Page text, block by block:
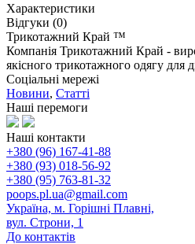
Характеристики
Відгуки (0)
Трикотажний Край ™
Компанія Трикотажний Край -
якісного трикотажного одягу для
Соціальні мережі
Новини, Статті
Наші перемоги
Наші контакти
+380 (96) 167-41-88
+380 (93) 018-56-92
+380 (95) 763-81-32
poops.pl.ua@gmail.com
Україна, м. Горішні Плавні,
вул. Строни, 1
До контактів